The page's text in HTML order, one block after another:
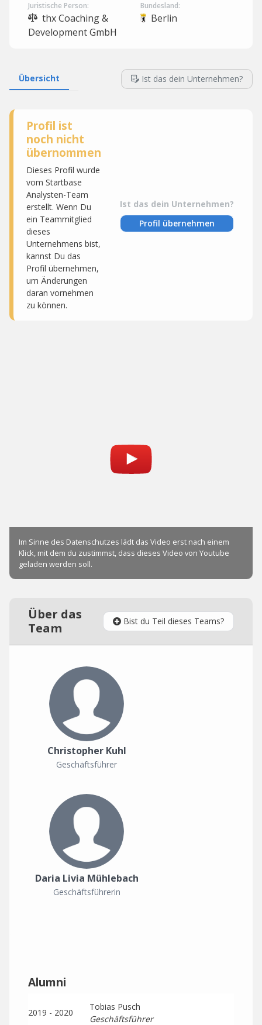
Juristische Person:
thx Coaching &
Development GmbH
Bundesland:
Berlin
Übersicht Ist das dein Unternehmen?
Profil ist
noch nicht
übernommen
Dieses Profil wurde
vom Startbase
Analysten-Team
erstellt. Wenn Du
ein Teammitglied
dieses
Unternehmens bist,
kannst Du das
Profil übernehmen,
um Änderungen
daran vornehmen
zu können.
Ist das dein Unternehmen?
Profil übernehmen
Über das
Team
Bist du Teil dieses Teams?
Christopher Kuhl
Geschäftsführer
Daria Livia Mühlebach
Geschäftsführerin
Alumni
2019 - 2020
Tobias Pusch
Geschäftsführer